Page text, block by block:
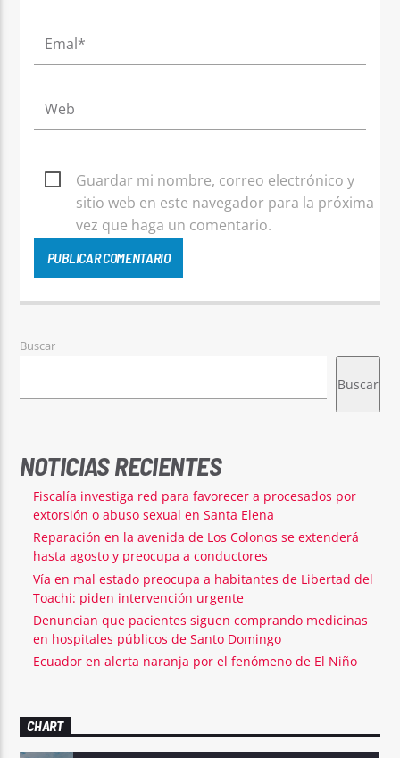
Guardar mi nombre, correo electrónico y
sitio web en este navegador para la próxima
vez que haga un comentario.
Buscar
Buscar
NOTICIAS RECIENTES
Fiscalía investiga red para favorecer a procesados por
extorsión o abuso sexual en Santa Elena
Reparación en la avenida de Los Colonos se extenderá
hasta agosto y preocupa a conductores
Vía en mal estado preocupa a habitantes de Libertad del
Toachi: piden intervención urgente
Denuncian que pacientes siguen comprando medicinas
en hospitales públicos de Santo Domingo
Ecuador en alerta naranja por el fenómeno de El Niño
CHART